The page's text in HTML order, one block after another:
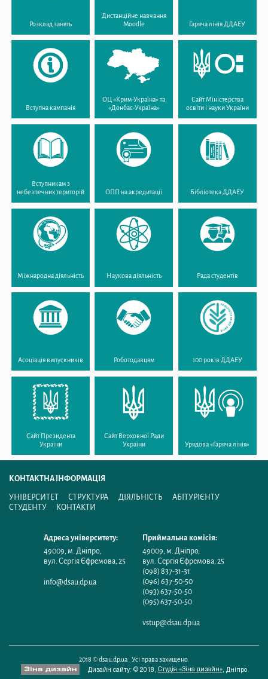
Розклад занять
Дистанційне навчання
Moodle
Гаряча лінія ДДАЕУ
Вступна кампанія
ОЦ «Крим-Україна» та
«Донбас-Україна»
Сайт Міністерства
освіти і науки України
Вступникам з
небезпечних територій
ОПП на акредитації Бібліотека ДДАЕУ
Міжнародна діяльність Наукова діяльність Рада студентів
Асоціація випускників Роботодавцям 100 років ДДАЕУ
Сайт Президента
України
Сайт Верховної Ради
України
Урядова «Гаряча лінія»
КОНТАКТНА ІНФОРМАЦІЯ
УНІВЕРСИТЕТ СТРУКТУРА ДІЯЛЬНІСТЬ
АБІТУРІЄНТУ
СТУДЕНТУ
КОНТАКТИ
Адреса університету:
49009 м. Дніпро,
вул. Сергія Єфремова, 25
info@dsau.dp.ua
Приймальна комісія:
49009 м. Дніпро,
вул. Сергія Єфремова, 25
(098) 837-31-31
(096) 637-50-50
(093) 637-50-50
(095) 637-50-50
vstup@dsau.dp.ua
2018 © dsau.dp.ua Усі права захищено.
Дизайн сайту: © 2018, Студія «Зіна дизайн», Дніпро